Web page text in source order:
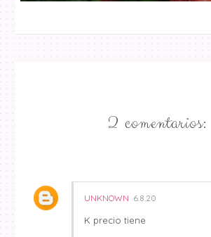
2 comentarios:
UNKNOWN 6.8.20
K precio tiene